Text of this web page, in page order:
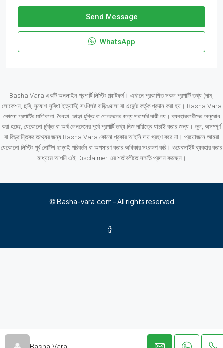
Send Message
WhatsApp
Basha Vara একটি অনলাইন প্রপার্টি লিস্টিং প্ল্যাটফর্ম। এখানে প্রকাশিত সকল প্রপার্টি তথ্য (দাম,
লোকেশন, ছবি, সুযোগ-সুবিধা ইত্যাদি) সংশ্লিষ্ট বাড়িওয়ালা বা এজেন্ট কর্তৃক প্রদান করা হয়। Basha Vara
কোনো প্রপার্টির মালিকানা, বৈধতা, ভাড়া চুক্তি বা লেনদেনের জন্য সরাসরি দায়ী নয়। ব্যবহারকারীদের অনুরোধ
করা হচ্ছে, যেকোনো চুক্তি বা অর্থ লেনদেনের পূর্বে প্রপার্টি তথ্য নিজ দায়িত্বে যাচাই করার জন্য। ভুল, অসম্পূর্ণ
বা বিভ্রান্তিকর তথ্যের জন্য Basha Vara কোনো প্রকার আইনি দায় গ্রহণ করে না। প্রয়োজনে আমরা
যেকোনো লিস্টিং পূর্ব নোটিশ ছাড়াই পরিবর্তন বা অপসারণ করার অধিকার সংরক্ষণ করি। ওয়েবসাইট ব্যবহার করার
মাধ্যমে আপনি এই Disclaimer-এর শর্তাবলীতে সম্মতি প্রদান করছেন।
© Basha-vara.com - All rights reserved